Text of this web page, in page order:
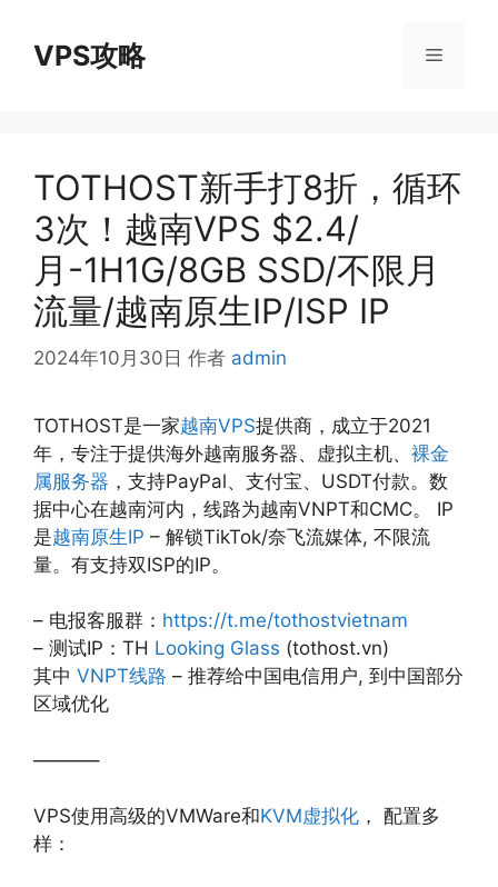
VPS攻略 菜
TOTHOST新手打8折，循环
3次！越南VPS $2.4/
月-1H1G/8GB SSD/不限月
流量/越南原生IP/ISP IP
2024年10月30日 作者 admin
TOTHOST是一家越南VPS提供商，成立于2021
年，专注于提供海外越南服务器、虚拟主机、 裸金
属服务器 ，支持PayPal、支付宝、USDT付款。数
据中心在越南河内，线路为越南VNPT和CMC。 IP
是越南原生IP – 解锁TikTok/奈飞流媒体, 不限流
量。有支持双ISP的IP。
– 电报客服群： https://t.me/tothostvietnam
– 测试IP：TH Looking Glass (tothost.vn)
其中 VNPT线路 – 推荐给中国电信用户, 到中国部分
区域优化
———–
VPS使用高级的VMWare和KVM虚拟化 ， 配置多
样：